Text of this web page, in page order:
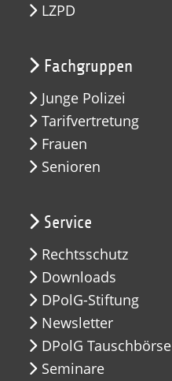
LZPD
Fachgruppen
Junge Polizei
Tarifvertretung
Frauen
Senioren
Service
Rechtsschutz
Downloads
DPolG-Stiftung
Newsletter
DPolG Tauschbörse
Seminare